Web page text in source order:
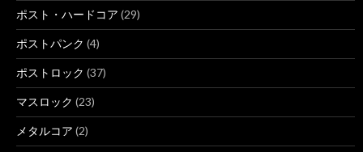
ポスト・ハードコア (29)
ポストパンク (4)
ポストロック (37)
マスロック (23)
メタルコア (2)